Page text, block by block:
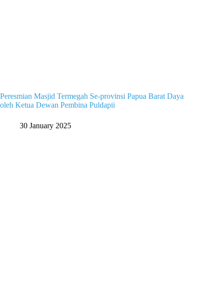
Peresmian Masjid Termegah Se-provinsi Papua Barat Daya
oleh Ketua Dewan Pembina Puldapii
30 January 2025